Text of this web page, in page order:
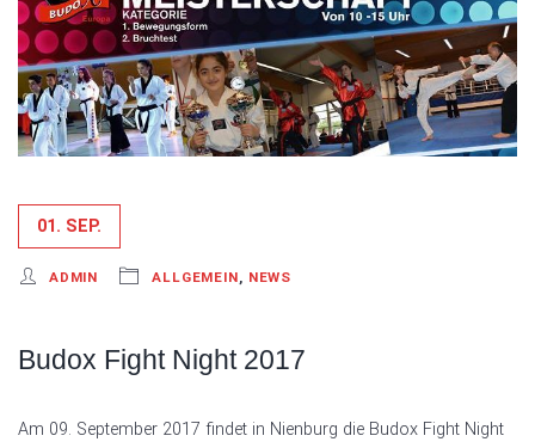
01. SEP.
ADMIN ALLGEMEIN, NEWS
Budox Fight Night 2017
Am 09. September 2017 findet in Nienburg die Budox Fight Night